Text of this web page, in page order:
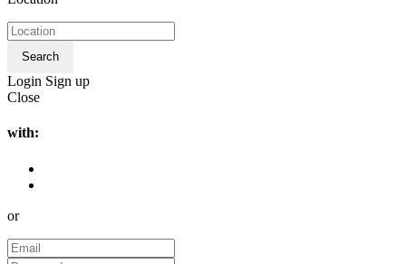
Search
Login Sign up
Close
with:
or